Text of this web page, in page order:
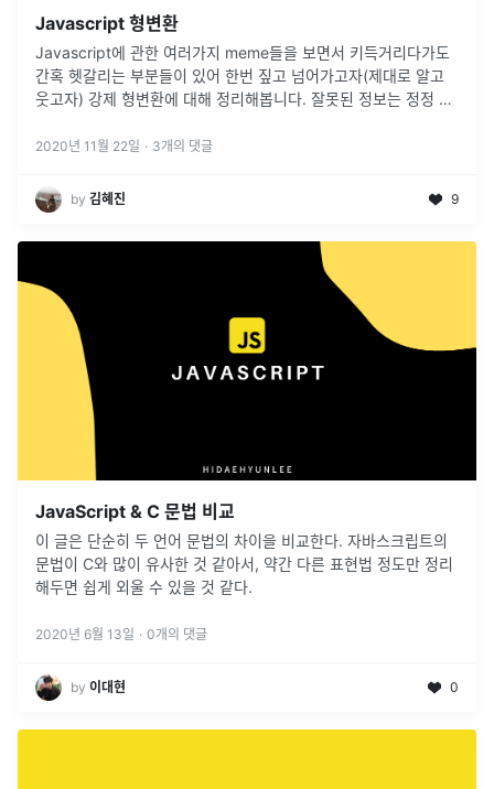
Javascript 형변환
Javascript에 관한 여러가지 meme들을 보면서 키득거리다가도
간혹 헷갈리는 부분들이 있어 한번 짚고 넘어가고자(제대로 알고
웃고자) 강제 형변환에 대해 정리해봅니다. 잘못된 정보는 정정 바
2020년 11월 22일 · 3개의 댓글
by 김혜진 9
JavaScript & C 문법 비교
이 글은 단순히 두 언어 문법의 차이을 비교한다. 자바스크립트의
문법이 C와 많이 유사한 것 같아서, 약간 다른 표현법 정도만 정리
해두면 쉽게 외울 수 있을 것 같다.
2020년 6월 13일 · 0개의 댓글
by 이대현 0